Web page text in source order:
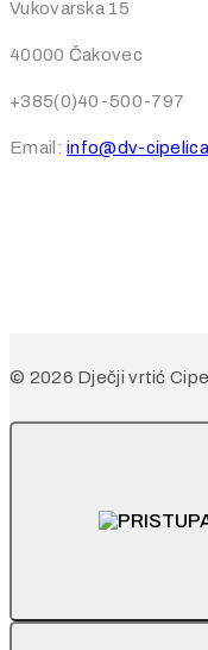
Vukovarska 15
40000 Čakovec
+385(0)40-500-797
Email:info@dv-
© 2026 Dječji vrtić